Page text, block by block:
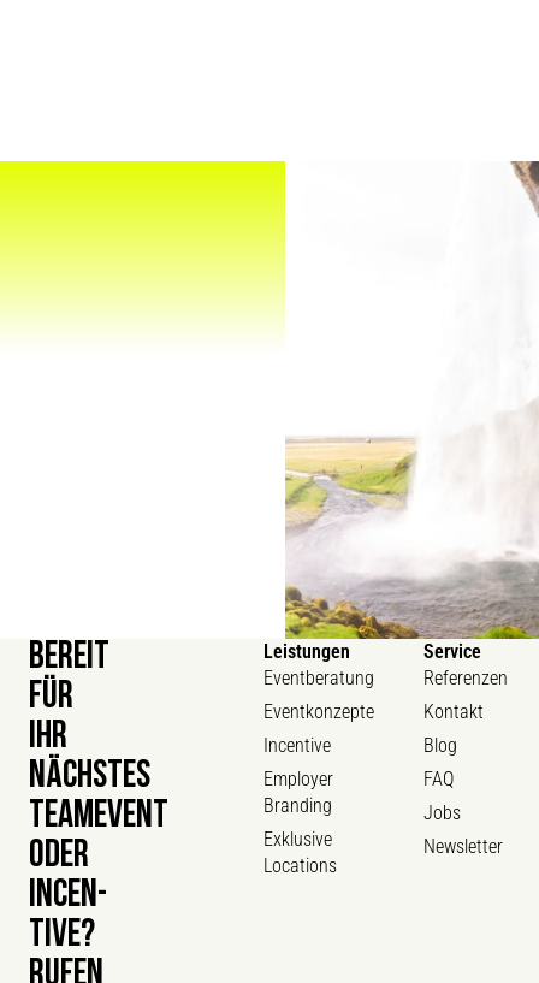
Leistungen
Eventberatung
Eventkonzepte
Incentive
Employer
Branding
Exklusive
Locations
Service
Referenzen
Kontakt
Blog
FAQ
Jobs
Newsletter
BEREIT
FÜR
IHR
NÄCHSTES
TEAMEVENT
ODER
INCEN­
TIVE?